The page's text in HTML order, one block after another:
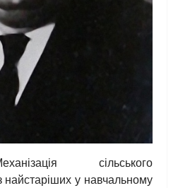
сільського
найстаріших у навчальному